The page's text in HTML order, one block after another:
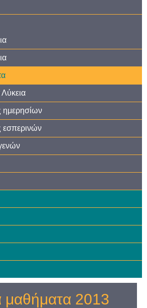
ημερησίων
εσπερινών
μαθήματα 2013